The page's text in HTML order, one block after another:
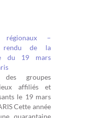
régionaux –
rendu de la
du 19 mars
des groupes
affiliés et
le 19 mars
Cette année
quarantaine